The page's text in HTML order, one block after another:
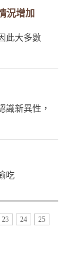
況增加
此大多數
識新異性，
吃
23 24 25